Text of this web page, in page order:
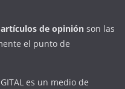
de opinión son las
el punto de
es un medio de